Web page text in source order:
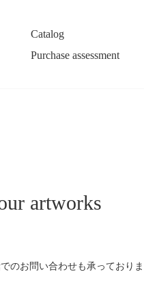
Catalog
Purchase assessment
artworks
のお問い合わせも承っており